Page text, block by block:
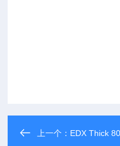
上一个： EDX Thick